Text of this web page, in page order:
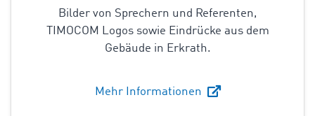
Bilder von Sprechern und Referenten,
TIMOCOM Logos sowie Eindrücke aus dem
Gebäude in Erkrath.
Mehr Informationen